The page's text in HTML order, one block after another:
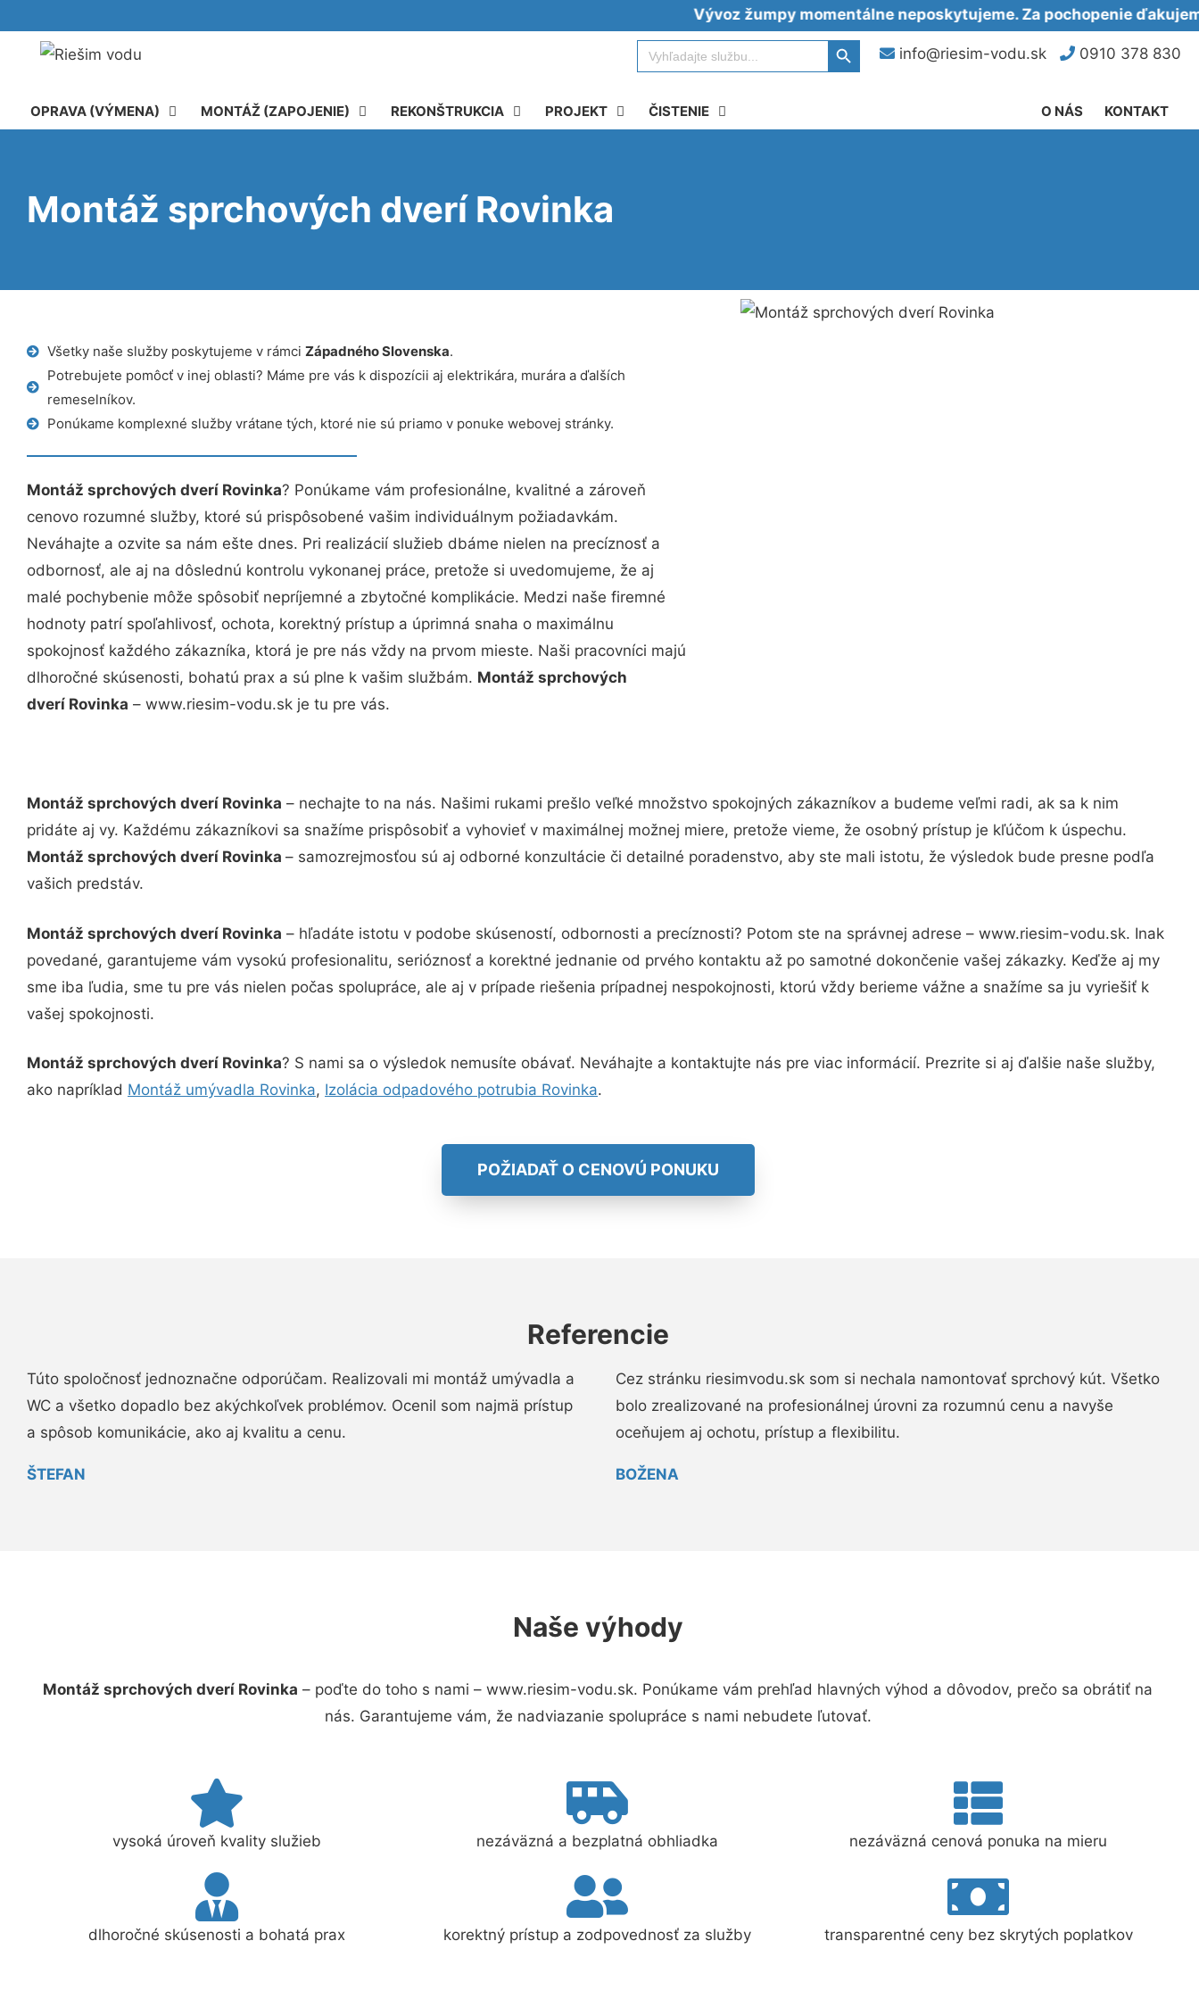
Vývoz žumpy momentálne neposkytujeme. Za pochopenie ďakujeme.
info@riesim-vodu.sk 0910 378 830
Search
for:
Search Button
OPRAVA (VÝMENA) MONTÁŽ (ZAPOJENIE) REKONŠTRUKCIA PROJEKT ČISTENIE KONTAKT
O NÁS
Montáž sprchových dverí Rovinka
Všetky naše služby poskytujeme v rámci Západného Slovenska.
Potrebujete pomôcť v inej oblasti? Máme pre vás k dispozícii aj elektrikára, murára a ďalších
remeselníkov.
Ponúkame komplexné služby vrátane tých, ktoré nie sú priamo v ponuke webovej stránky.
Montáž sprchových dverí Rovinka? Ponúkame vám profesionálne, kvalitné a zároveň
cenovo rozumné služby, ktoré sú prispôsobené vašim individuálnym požiadavkám.
Neváhajte a ozvite sa nám ešte dnes. Pri realizácií služieb dbáme nielen na precíznosť a
odbornosť, ale aj na dôslednú kontrolu vykonanej práce, pretože si uvedomujeme, že aj
malé pochybenie môže spôsobiť nepríjemné a zbytočné komplikácie. Medzi naše firemné
hodnoty patrí spoľahlivosť, ochota, korektný prístup a úprimná snaha o maximálnu
spokojnosť každého zákazníka, ktorá je pre nás vždy na prvom mieste. Naši pracovníci majú
dlhoročné skúsenosti, bohatú prax a sú plne k vašim službám. Montáž sprchových
dverí Rovinka – www.riesim-vodu.sk je tu pre vás.
Montáž sprchových dverí Rovinka – nechajte to na nás. Našimi rukami prešlo veľké množstvo spokojných zákazníkov a budeme veľmi radi, ak sa k nim
pridáte aj vy. Každému zákazníkovi sa snažíme prispôsobiť a vyhovieť v maximálnej možnej miere, pretože vieme, že osobný prístup je kľúčom k úspechu.
Montáž sprchových dverí Rovinka – samozrejmosťou sú aj odborné konzultácie či detailné poradenstvo, aby ste mali istotu, že výsledok bude presne podľa
vašich predstáv.
Montáž sprchových dverí Rovinka – hľadáte istotu v podobe skúseností, odbornosti a precíznosti? Potom ste na správnej adrese – www.riesim-vodu.sk. Inak
povedané, garantujeme vám vysokú profesionalitu, serióznosť a korektné jednanie od prvého kontaktu až po samotné dokončenie vašej zákazky. Keďže aj my
sme iba ľudia, sme tu pre vás nielen počas spolupráce, ale aj v prípade riešenia prípadnej nespokojnosti, ktorú vždy berieme vážne a snažíme sa ju vyriešiť k
vašej spokojnosti.
Montáž sprchových dverí Rovinka? S nami sa o výsledok nemusíte obávať. Neváhajte a kontaktujte nás pre viac informácií. Prezrite si aj ďalšie naše služby,
ako napríklad Montáž umývadla Rovinka, Izolácia odpadového potrubia Rovinka.
POŽIADAŤ O CENOVÚ PONUKU
Referencie
Túto spoločnosť jednoznačne odporúčam. Realizovali mi montáž umývadla a
WC a všetko dopadlo bez akýchkoľvek problémov. Ocenil som najmä prístup
a spôsob komunikácie, ako aj kvalitu a cenu.
ŠTEFAN
Cez stránku riesimvodu.sk som si nechala namontovať sprchový kút. Všetko
bolo zrealizované na profesionálnej úrovni za rozumnú cenu a navyše
oceňujem aj ochotu, prístup a flexibilitu.
BOŽENA
Naše výhody
Montáž sprchových dverí Rovinka – poďte do toho s nami – www.riesim-vodu.sk. Ponúkame vám prehľad hlavných výhod a dôvodov, prečo sa obrátiť na
nás. Garantujeme vám, že nadviazanie spolupráce s nami nebudete ľutovať.
vysoká úroveň kvality služieb nezáväzná a bezplatná obhliadka nezáväzná cenová ponuka na mieru
dlhoročné skúsenosti a bohatá prax korektný prístup a zodpovednosť za služby transparentné ceny bez skrytých poplatkov